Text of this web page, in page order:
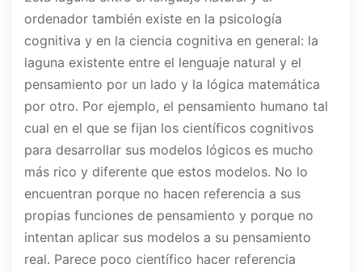
ordenador también existe en la psicología
cognitiva y en la ciencia cognitiva en general: la
laguna existente entre el lenguaje natural y el
pensamiento por un lado y la lógica matemática
por otro. Por ejemplo, el pensamiento humano tal
cual en el que se fijan los científicos cognitivos
para desarrollar sus modelos lógicos es mucho
más rico y diferente que estos modelos. No lo
encuentran porque no hacen referencia a sus
propias funciones de pensamiento y porque no
intentan aplicar sus modelos a su pensamiento
real. Parece poco científico hacer referencia